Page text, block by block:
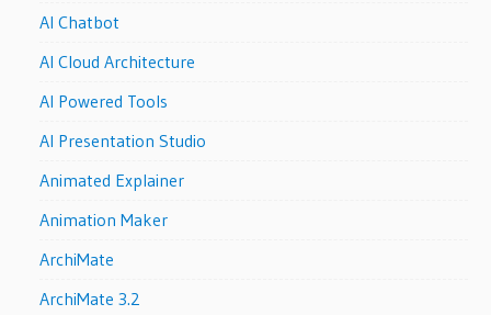
AI Chatbot
AI Cloud Architecture
AI Powered Tools
AI Presentation Studio
Animated Explainer
Animation Maker
ArchiMate
ArchiMate 3.2